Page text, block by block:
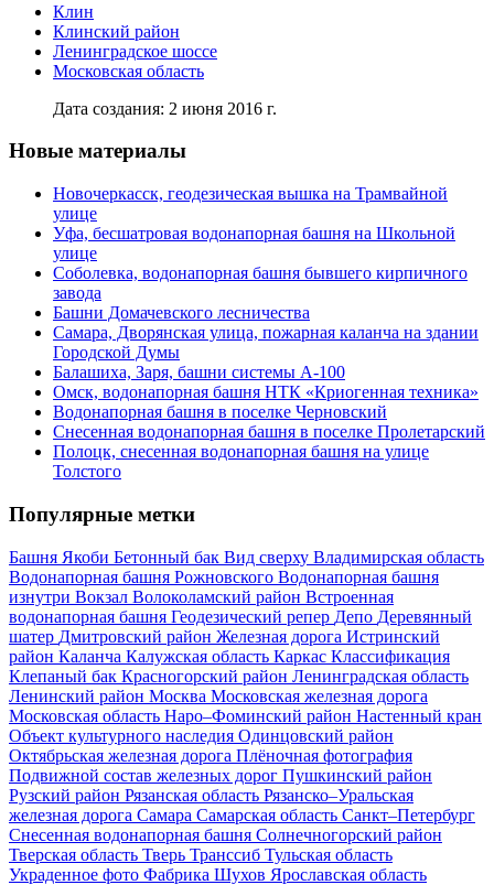
Клин
Клинский район
Ленинградское шоссе
Московская область
Дата создания: 2 июня 2016 г.
Новые материалы
Новочеркасск, геодезическая вышка на Трамвайной
улице
Уфа, бесшатровая водонапорная башня на Школьной
улице
Соболевка, водонапорная башня бывшего кирпичного
завода
Башни Домачевского лесничества
Самара, Дворянская улица, пожарная каланча на здании
Городской Думы
Балашиха, Заря, башни системы А-100
Омск, водонапорная башня НТК «Криогенная техника»
Водонапорная башня в поселке Черновский
Снесенная водонапорная башня в поселке Пролетарский
Полоцк, снесенная водонапорная башня на улице
Толстого
Популярные метки
Башня Якоби Бетонный бак Вид сверху Владимирская область
Водонапорная башня Рожновского Водонапорная башня
изнутри Вокзал Волоколамский район Встроенная
водонапорная башня Геодезический репер Депо Деревянный
шатер Дмитровский район Железная дорога Истринский
район Каланча Калужская область Каркас Классификация
Клепаный бак Красногорский район Ленинградская область
Ленинский район Москва Московская железная дорога
Московская область Наро–Фоминский район Настенный кран
Объект культурного наследия Одинцовский район
Октябрьская железная дорога Плёночная фотография
Подвижной состав железных дорог Пушкинский район
Рузский район Рязанская область Рязанско–Уральская
железная дорога Самара Самарская область Санкт–Петербург
Снесенная водонапорная башня Солнечногорский район
Тверская область Тверь Транссиб Тульская область
Украденное фото Фабрика Шухов Ярославская область